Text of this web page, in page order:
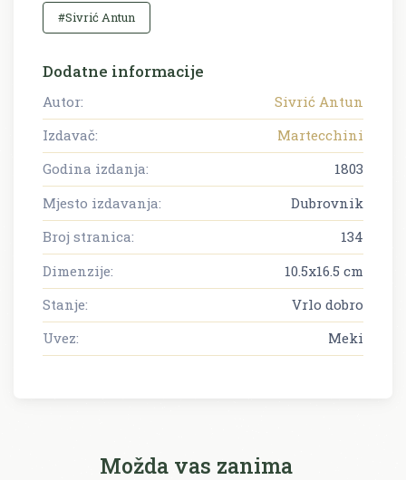
#Sivrić Antun
Dodatne informacije
Autor:
Sivrić Antun
Izdavač:
Martecchini
Godina izdanja:
1803
Mjesto izdavanja:
Dubrovnik
Broj stranica:
134
Dimenzije:
10.5x16.5 cm
Stanje:
Vrlo dobro
Uvez:
Meki
Možda vas zanima